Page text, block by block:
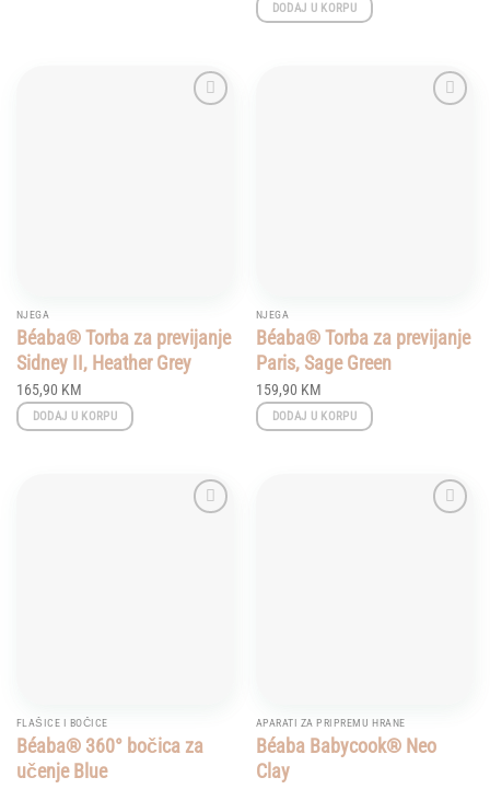
DODAJ U KORPU
NJEGA
Béaba® Torba za previjanje
Sidney II, Heather Grey
165,90 KM
DODAJ U KORPU
NJEGA
Béaba® Torba za previjanje
Paris, Sage Green
159,90 KM
DODAJ U KORPU
FLAŠICE I BOČICE
Béaba® 360° bočica za
učenje Blue
APARATI ZA PRIPREMU HRANE
Béaba Babycook® Neo
Clay